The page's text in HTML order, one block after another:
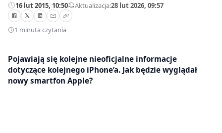
16 lut 2015, 10:50—Aktualizacja:28 lut 2026, 09:57
1 minuta czytania
​Pojawiają się kolejne nieoficjalne informacje
dotyczące kolejnego iPhone’a. Jak będzie wyglądał
nowy smartfon Apple?